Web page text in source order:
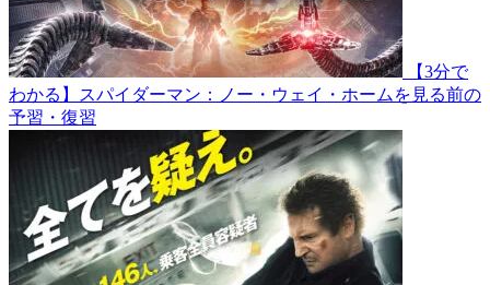
【3分で
わかる】スパイダーマン：ノー・ウェイ・ホームを見る前の
予習・復習